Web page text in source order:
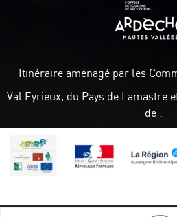
Itinéraire aménagé par les
Val Eyrieux, du Pays de Lamastre
de :